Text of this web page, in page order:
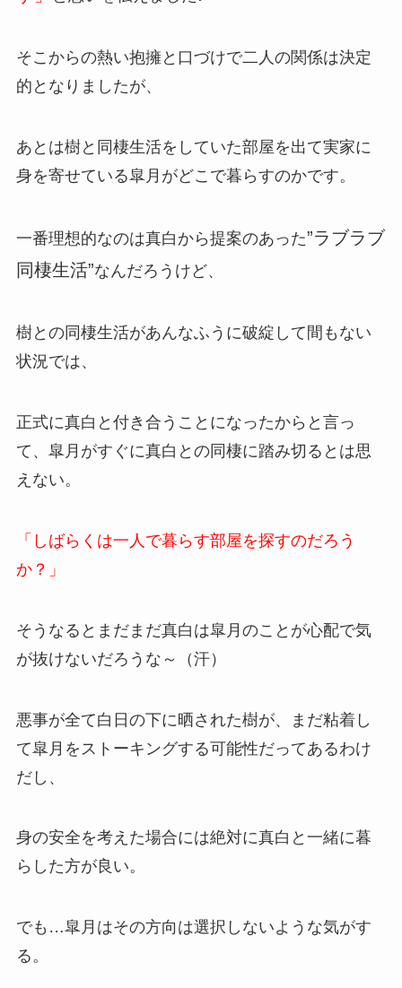
そこからの熱い抱擁と口づけで二人の関係は決定
的となりましたが、
あとは樹と同棲生活をしていた部屋を出て実家に
身を寄せている皐月がどこで暮らすのかです。
一番理想的なのは真白から提案のあった”ラブラブ
同棲生活”なんだろうけど、
樹との同棲生活があんなふうに破綻して間もない
状況では、
正式に真白と付き合うことになったからと言っ
て、皐月がすぐに真白との同棲に踏み切るとは思
えない。
「しばらくは一人で暮らす部屋を探すのだろう
か？」
そうなるとまだまだ真白は皐月のことが心配で気
が抜けないだろうな～（汗）
悪事が全て白日の下に晒された樹が、まだ粘着し
て皐月をストーキングする可能性だってあるわけ
だし、
身の安全を考えた場合には絶対に真白と一緒に暮
らした方が良い。
でも…皐月はその方向は選択しないような気がす
る。